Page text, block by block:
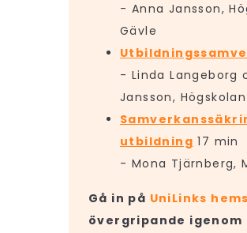
- Anna Jansson,
Gävle
- Linda Langeborg
Jansson,
utbildning 17 min
- Mona Tjärnberg,
Gå in på UniLinks
övergripande